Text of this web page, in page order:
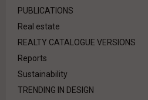
PUBLICATIONS
Real estate
REALTY CATALOGUE VERSIONS
Reports
Sustainability
TRENDING IN DESIGN